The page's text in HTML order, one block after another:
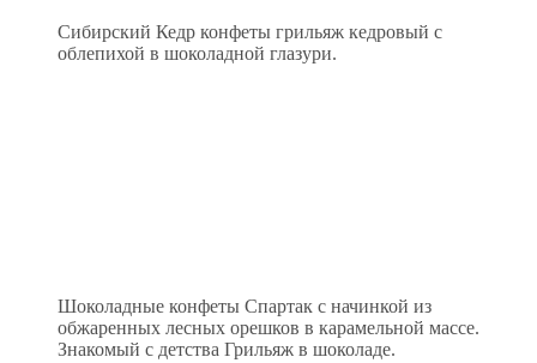
Сибирский Кедр конфеты грильяж кедровый с
облепихой в шоколадной глазури.
Шоколадные конфеты Спартак с начинкой из
обжаренных лесных орешков в карамельной массе.
Знакомый с детства Грильяж в шоколаде.